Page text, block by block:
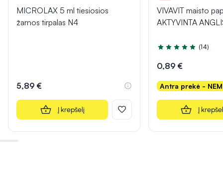
MICROLAX 5 ml tiesiosios
žarnos tirpalas N4
5,89 €
Į krepšelį
VIVAVIT maisto
AKTYVINTA
Įvertinimas 5.0 iš 5
(14)
0,89 €
Antra prekė -
Į